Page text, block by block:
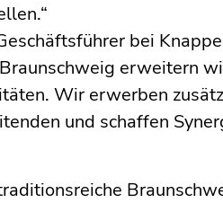
bei
erweitern
Wir erwerben
und schaffen